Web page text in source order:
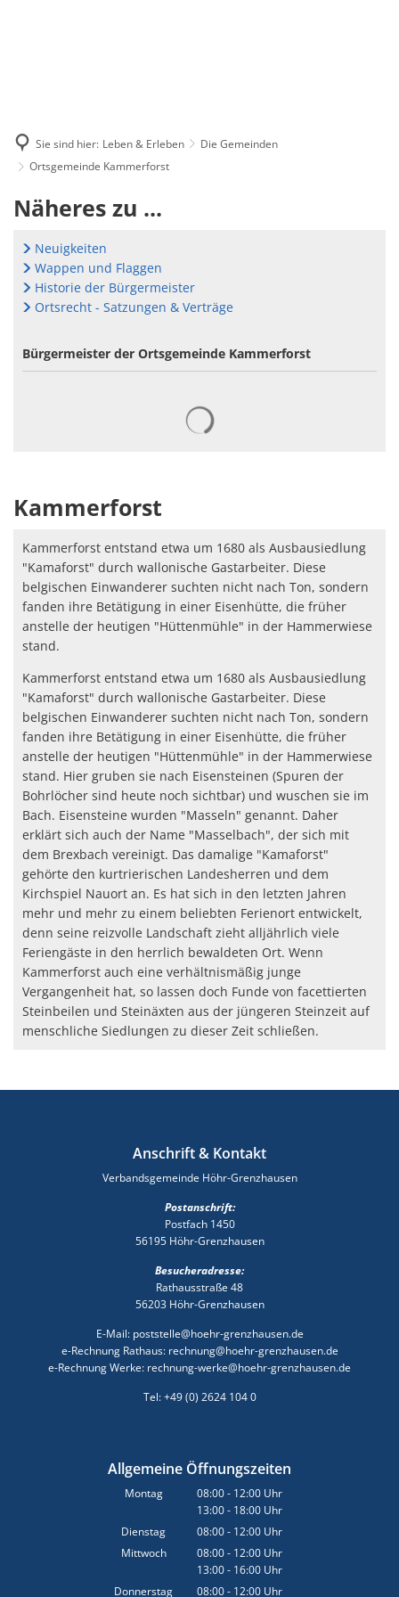
Sie sind hier: Leben & Erleben
Die Gemeinden
Ortsgemeinde Kammerforst
Ortsgemeinde
Kammerforst
Näheres zu ...
Neuigkeiten
Wappen und Flaggen
Historie der Bürgermeister
Ortsrecht - Satzungen & Verträge
Bürgermeister der Ortsgemeinde Kammerforst
Kammerforst
Kammerforst entstand etwa um 1680 als Ausbausiedlung
"Kamaforst" durch wallonische Gastarbeiter. Diese
belgischen Einwanderer suchten nicht nach Ton, sondern
fanden ihre Betätigung in einer Eisenhütte, die früher
anstelle der heutigen "Hüttenmühle" in der Hammerwiese
stand.
Kammerforst entstand etwa um 1680 als Ausbausiedlung
"Kamaforst" durch wallonische Gastarbeiter. Diese
belgischen Einwanderer suchten nicht nach Ton, sondern
fanden ihre Betätigung in einer Eisenhütte, die früher
anstelle der heutigen "Hüttenmühle" in der Hammerwiese
stand. Hier gruben sie nach Eisensteinen (Spuren der
Bohrlöcher sind heute noch sichtbar) und wuschen sie im
Bach. Eisensteine wurden "Masseln" genannt. Daher
erklärt sich auch der Name "Masselbach", der sich mit
dem Brexbach vereinigt. Das damalige "Kamaforst"
gehörte den kurtrierischen Landesherren und dem
Kirchspiel Nauort an. Es hat sich in den letzten Jahren
mehr und mehr zu einem beliebten Ferienort entwickelt,
denn seine reizvolle Landschaft zieht alljährlich viele
Feriengäste in den herrlich bewaldeten Ort. Wenn
Kammerforst auch eine verhältnismäßig junge
Vergangenheit hat, so lassen doch Funde von facettierten
Steinbeilen und Steinäxten aus der jüngeren Steinzeit auf
menschliche Siedlungen zu dieser Zeit schließen.
Anschrift & Kontakt
Verbandsgemeinde Höhr-Grenzhausen
Postanschrift:
Postfach 1450
56195 Höhr-Grenzhausen
Besucheradresse:
Rathausstraße 48
56203 Höhr-Grenzhausen
E-Mail: poststelle@hoehr-grenzhausen.de
e-Rechnung Rathaus: rechnung@hoehr-grenzhausen.de
e-Rechnung Werke: rechnung-werke@hoehr-grenzhausen.de
Tel: +49 (0) 2624 104 0
Allgemeine Öffnungszeiten
Montag 08:00- 12:00 Uhr
Von 08:00 bis 12:00 Uhr
13:00- 18:00 Uhr
Von 13:00 bis 18:00 Uhr
Dienstag 08:00- 12:00 Uhr
Von 08:00 bis 12:00 Uhr
Mittwoch 08:00- 12:00 Uhr
Von 08:00 bis 12:00 Uhr
13:00- 16:00 Uhr
Von 13:00 bis 16:00 Uhr
Donnerstag 08:00- 12:00 Uhr